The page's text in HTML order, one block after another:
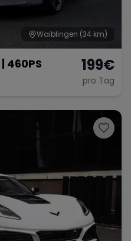
Waiblingen (34 km)
460PS 199€
pro Tag